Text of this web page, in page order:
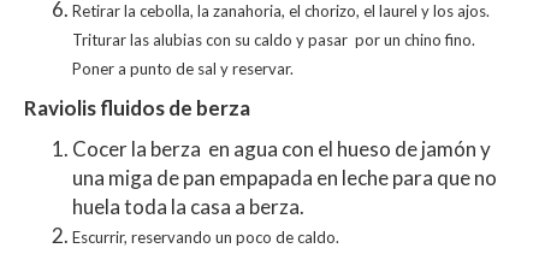
Retirar la cebolla, la zanahoria, el chorizo, el laurel y los ajos.
Triturar las alubias con su caldo y pasar por un chino fino.
Poner a punto de sal y reservar.
Raviolis fluidos de berza
Cocer la berza en agua con el hueso de jamón y
una miga de pan empapada en leche para que no
huela toda la casa a berza.
Escurrir, reservando un poco de caldo.